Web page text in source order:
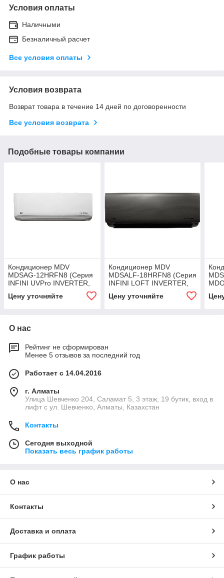
Условия оплаты
Наличными
Безналичный расчет
Все условия оплаты
Условия возврата
Возврат товара в течение 14 дней по договоренности
Все условия возврата
Подобные товары компании
Кондиционер MDV
MDSAG-12HRFN8 (Серия
INFINI UVPro INVERTER,
внутренний блок, R32, до
35 м²)
Цену уточняйте
Кондиционер MDV
MDSALF-18HRFN8 (Серия
INFINI LOFT INVERTER,
внутренний блок, R32, до
50 м²)
Цену уточняйте
О нас
Рейтинг не сформирован
Менее 5 отзывов за последний год
Работает с 14.04.2016
г. Алматы
​Улица Шевченко 204, Саламат 5, ​3 этаж, 19 бутик, вход в
лифт с ул. Шевченко, Алматы, Казахстан
Контакты
Сегодня выходной
Показать весь график работы
О нас
Контакты
Доставка и оплата
График работы